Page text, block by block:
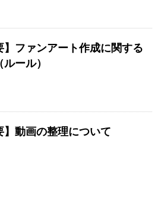
】ファンアート作成に関する
ール）
】動画の整理について